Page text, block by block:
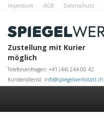
Impressum AGB Datenschutz
Zustellung mit Kurier
möglich
Telefonanfragen: +41 (44) 244 00 42
Kundendienst: info@spiegelwerkstatt.ch